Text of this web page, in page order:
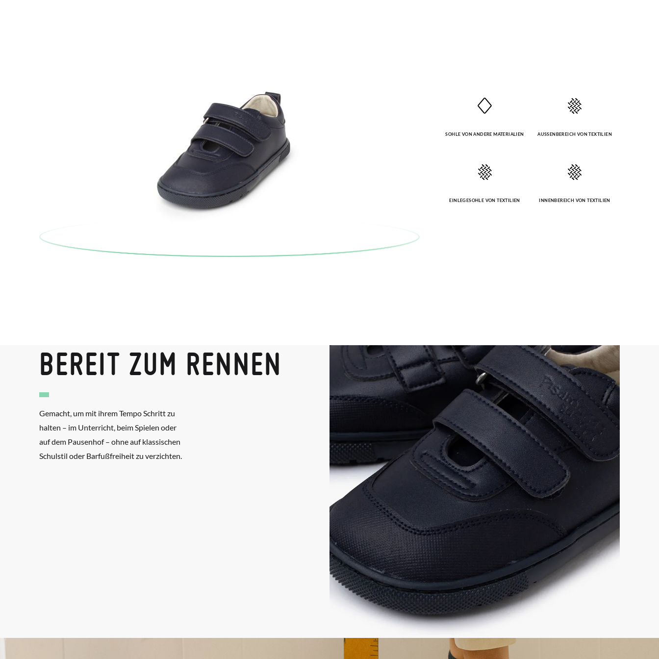
SOHLE VON ANDERE MATERIALIEN AUSSENBEREICH VON TEXTILIEN
EINLEGESOHLE VON TEXTILIEN INNENBEREICH VON TEXTILIEN
BEREIT ZUM RENNEN
Gemacht, um mit ihrem Tempo Schritt zu
halten – im Unterricht, beim Spielen oder
auf dem Pausenhof – ohne auf klassischen
Schulstil oder Barfußfreiheit zu verzichten.